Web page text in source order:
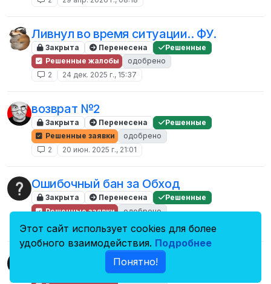
Ливнул во время ситуации.. ФУ.
Закрыта Перенесена
Решенные
Решенные жалобы
одобрено
2
24 дек. 2025 г., 15:37
возврат №2
Закрыта Перенесена
Решенные
Решенные заявки
одобрено
2
20 июн. 2025 г., 21:01
Ошибочный бан за Обход
Закрыта Перенесена
Решенные
Решенные заявки
одобрено
ошибочный перманентный бан.
Перенесена
Решенные
Этот сайт использует cookies для более
удобного взаимодействия. Подробнее
Понятно!